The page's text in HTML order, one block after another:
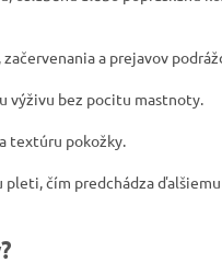
a prejavov
výživu bez pocitu mastnoty.
textúru pokožky.
pleti, čím predchádza ďalšiemu